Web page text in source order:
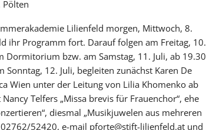
Pölten
Lilienfeld morgen, Mittwoch, 8.
ihr Programm fort. Darauf folgen am Freitag, 10.
bzw. am Samstag, 11. Juli, ab 19.30
12. Juli, begleiten zunächst Karen De
Wien unter der Leitung von Lilia Khomenko ab
Telfers „Missa brevis für Frauenchor“, ehe
diesmal „Musikjuwelen aus mehreren
52420, e-mail pforte@stift-lilienfeld.at und